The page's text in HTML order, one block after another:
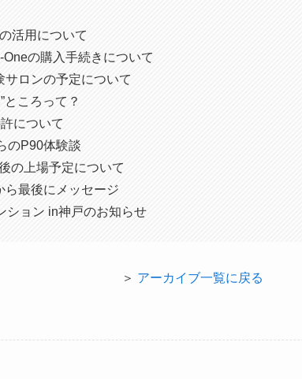
活用について
の購入手続きについて
ロンの予定について
ころって？
について
P90体験談
の上場予定について
最後にメッセージ
ョン in神戸のお知らせ
＞ アーカイブ一覧に戻る